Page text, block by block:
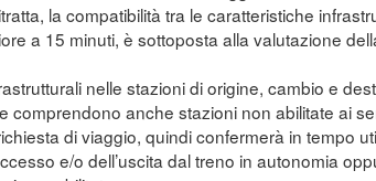
la compatibilità tra le caratteristiche
a 15 minuti, è sottoposta alla valutazione
nelle stazioni di origine, cambio e
comprendono anche stazioni non abilitate ai
di viaggio, quindi confermerà in tempo
e/o dell’uscita dal treno in autonomia